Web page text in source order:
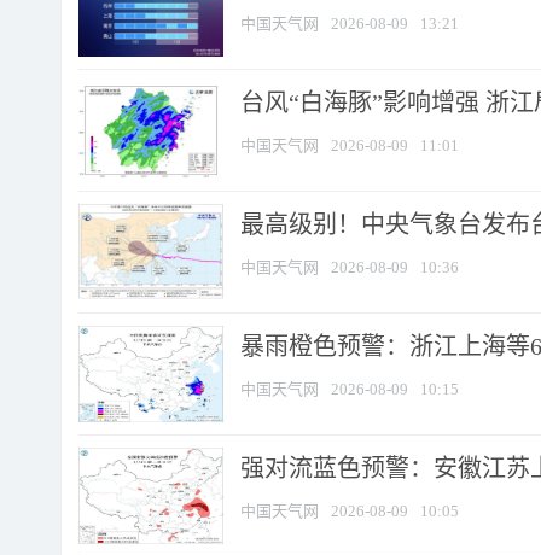
中国天气网 2026-08-09 13:21
台风“白海豚”影响增强 浙
中国天气网 2026-08-09 11:01
最高级别！中央气象台发布
中国天气网 2026-08-09 10:36
暴雨橙色预警：浙江上海等
中国天气网 2026-08-09 10:15
强对流蓝色预警：安徽江苏
中国天气网 2026-08-09 10:05